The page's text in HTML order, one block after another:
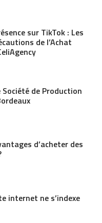
sur TikTok : Les
de l’Achat
de Production
d’acheter des
internet ne s’indexe